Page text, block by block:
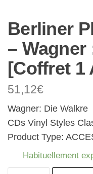
Berliner
– Wagner
[Coffret 1
51,12€
Wagner: Die Walkre
CDs Vinyl Styles
Product Type:
Habituellement